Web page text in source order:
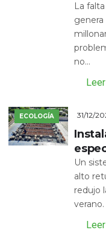
La
no...
ECOLOGÍA 31/12/
Un
alto
redujo
verano.